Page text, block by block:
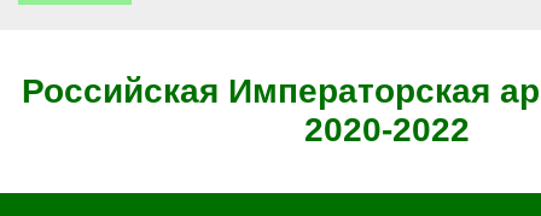
Российская Императорская
2020-2022